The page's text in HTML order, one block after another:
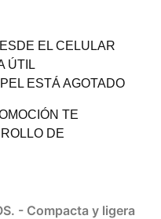
EL CELULAR
ÚTIL
ESTÁ AGOTADO
TE
DE
- Compacta y ligera